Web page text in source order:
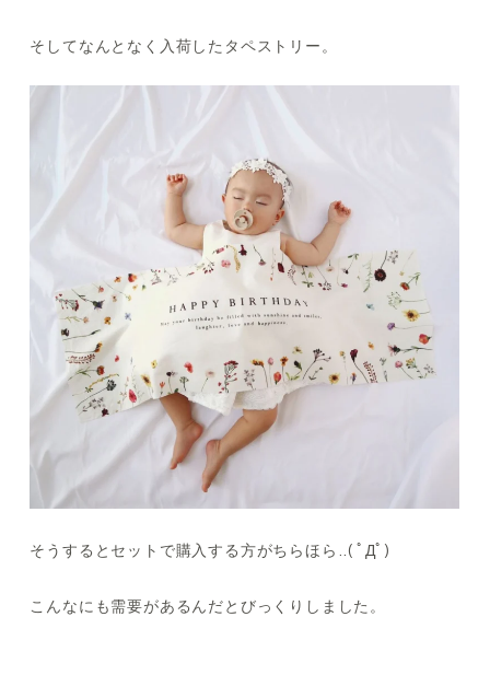
そしてなんとなく入荷したタペストリー。
そうするとセットで購入する方がちらほら..( ﾟДﾟ)
こんなにも需要があるんだとびっくりしました。